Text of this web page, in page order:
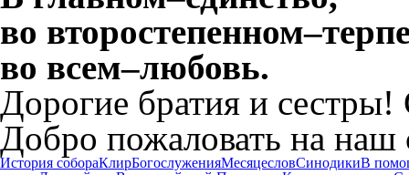
во второстепенном–
во всем–любовь.
Дорогие братия и
Добро пожаловать на наш
История собораКлирБогослуженияМесяцесловСинодикиВ